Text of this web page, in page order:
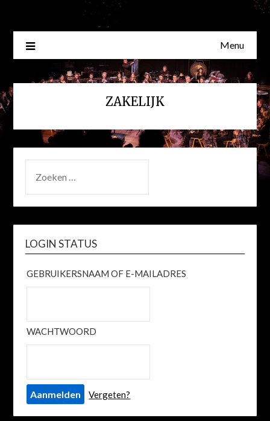
Menu
ZAKELIJK
NAAR:
LOGIN STATUS
GEBRUIKERSNAAM OF E-MAILADRES
WACHTWOORD
Vergeten?